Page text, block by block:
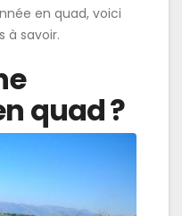
en quad, voici
à savoir.
quad ?